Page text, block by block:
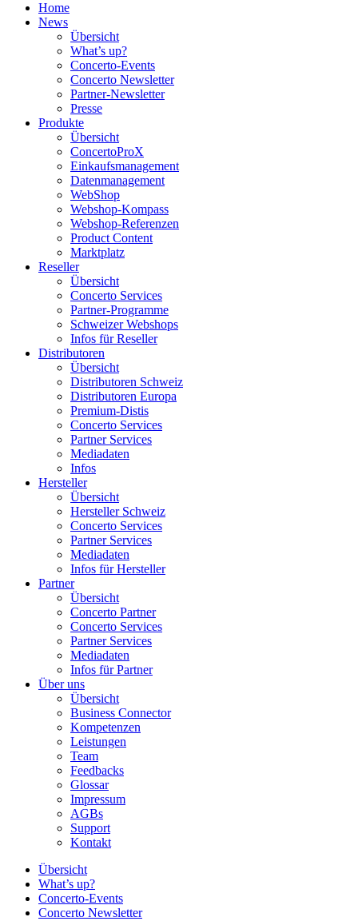
Home
News
Übersicht
What’s up?
Concerto-Events
Concerto Newsletter
Partner-Newsletter
Presse
Produkte
Übersicht
ConcertoProX
Einkaufsmanagement
Datenmanagement
WebShop
Webshop-Kompass
Webshop-Referenzen
Product Content
Marktplatz
Reseller
Übersicht
Concerto Services
Partner-Programme
Schweizer Webshops
Infos für Reseller
Distributoren
Übersicht
Distributoren Schweiz
Distributoren Europa
Premium-Distis
Concerto Services
Partner Services
Mediadaten
Infos
Hersteller
Übersicht
Hersteller Schweiz
Concerto Services
Partner Services
Mediadaten
Infos für Hersteller
Partner
Übersicht
Concerto Partner
Concerto Services
Partner Services
Mediadaten
Infos für Partner
Über uns
Übersicht
Business Connector
Kompetenzen
Leistungen
Team
Feedbacks
Glossar
Impressum
AGBs
Support
Kontakt
Übersicht
What’s up?
Concerto-Events
Concerto Newsletter